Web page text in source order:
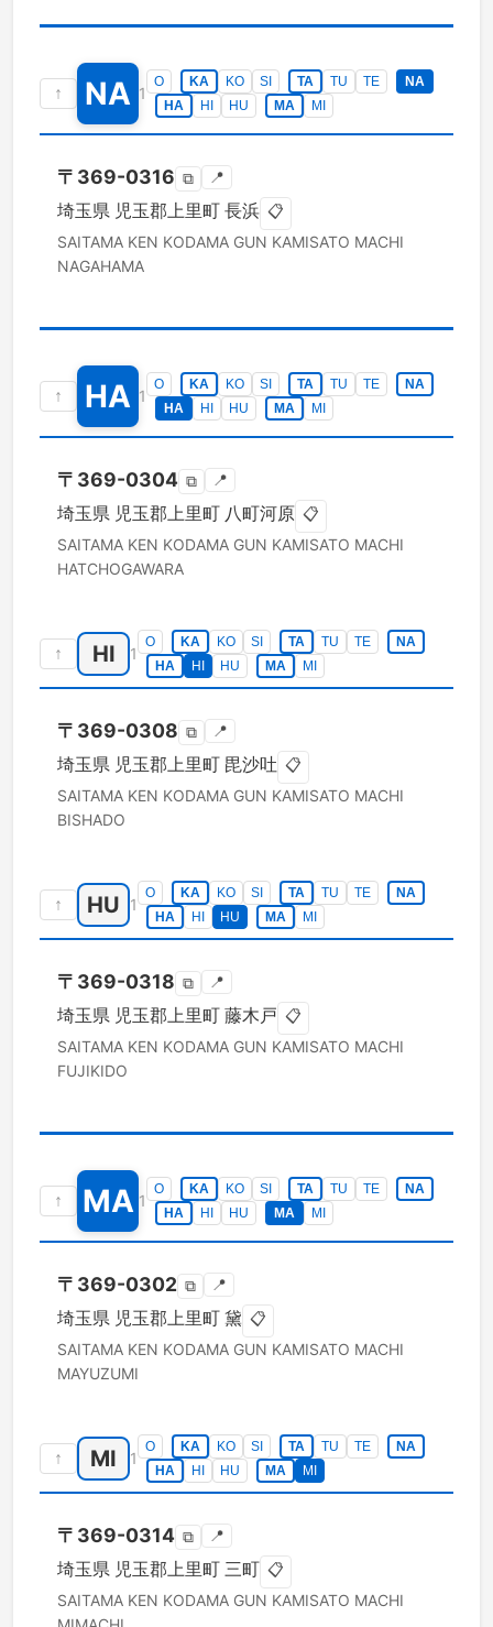
↑ NA 1
O KA KO SI TA TU TE
NA
HA
HI HU MA MI
〒 369-0316 ⧉ 📍
埼玉県 児玉郡上里町 長浜 📋
SAITAMA KEN KODAMA GUN KAMISATO MACHI
NAGAHAMA
↑ HA 1
O KA KO SI TA TU TE
NA
HA
HI HU MA MI
〒 369-0304 ⧉ 📍
埼玉県 児玉郡上里町 八町河原 📋
SAITAMA KEN KODAMA GUN KAMISATO MACHI
HATCHOGAWARA
↑ HI 1
O KA KO SI TA TU TE
NA
HA
HI HU MA MI
〒 369-0308 ⧉ 📍
埼玉県 児玉郡上里町 毘沙吐 📋
SAITAMA KEN KODAMA GUN KAMISATO MACHI
BISHADO
↑ HU 1
O KA KO SI TA TU TE
NA
HA
HI HU MA MI
〒 369-0318 ⧉ 📍
埼玉県 児玉郡上里町 藤木戸 📋
SAITAMA KEN KODAMA GUN KAMISATO MACHI
FUJIKIDO
↑ MA 1
O KA KO SI TA TU TE
NA
HA
HI HU MA MI
〒 369-0302 ⧉ 📍
埼玉県 児玉郡上里町 黛 📋
SAITAMA KEN KODAMA GUN KAMISATO MACHI
MAYUZUMI
↑ MI 1
O KA KO SI TA TU TE
NA
HA
HI HU MA MI
〒 369-0314 ⧉ 📍
埼玉県 児玉郡上里町 三町 📋
SAITAMA KEN KODAMA GUN KAMISATO MACHI